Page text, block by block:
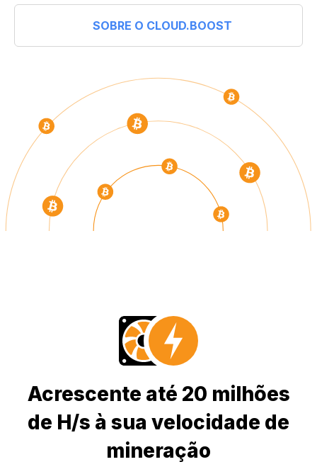
SOBRE O CLOUD.BOOST
Acrescente até 20 milhões
de H/s à sua velocidade de
mineração